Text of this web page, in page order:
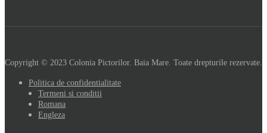
Copyright © 2023 Colonia Pictorilor. Baia Mare. Toate drepturile rezervate.
Politica de confidentialitate
Termeni si conditii
Romana
Engleza